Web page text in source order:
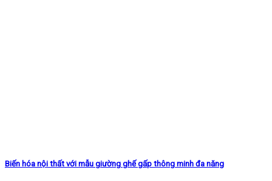
Biến hóa nội thất với mẫu giường ghế gấp thông minh đa năng